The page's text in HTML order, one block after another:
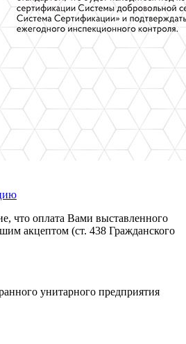
что оплата Вами выставленного
акцептом (ст. 438 Гражданского
унитарного предприятия